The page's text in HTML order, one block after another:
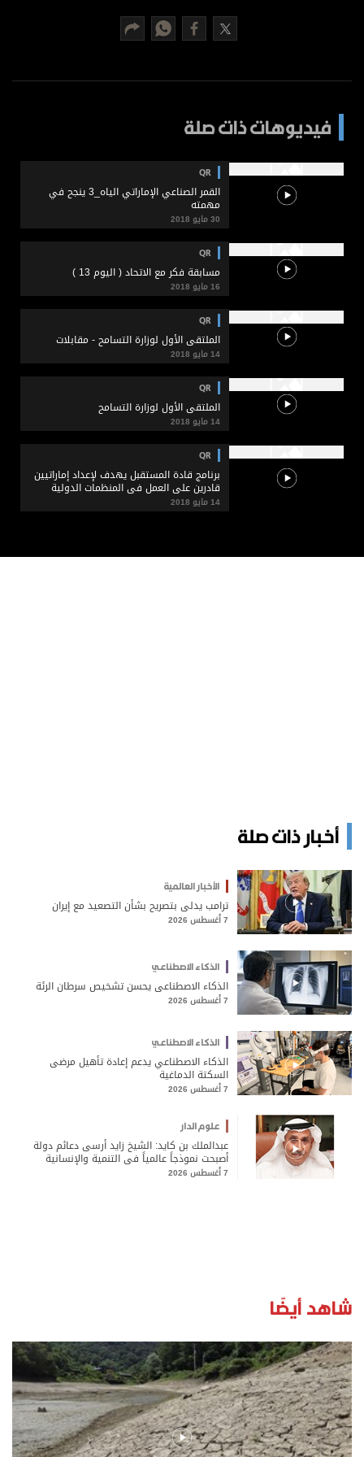
الأحوال الجوية
فيديوهات ذات صلة
QR
القمر الصناعي الإماراتي الياه_3 ينجح في
مهمته
30 مايو 2018
QR
مسابقة فكر مع الاتحاد ( اليوم 13 )
16 مايو 2018
QR
الملتقى الأول لوزارة التسامح - مقابلات
14 مايو 2018
QR
الملتقى الأول لوزارة التسامح
14 مايو 2018
QR
برنامج قادة المستقبل يهدف لإعداد إماراتيين
قادرين على العمل في المنظمات الدولية
14 مايو 2018
أخبار ذات صلة
الأخبار العالمية
ترامب يدلي بتصريح بشأن التصعيد مع إيران
7 أغسطس 2026
الذكاء الاصطناعي
الذكاء الاصطناعي يحسن تشخيص سرطان الرئة
7 أغسطس 2026
الذكاء الاصطناعي
الذكاء الاصطناعي يدعم إعادة تأهيل مرضى
السكتة الدماغية
7 أغسطس 2026
علوم الدار
عبدالملك بن كايد: الشيخ زايد أرسى دعائم دولة
أصبحت نموذجاً عالمياً في التنمية والإنسانية
7 أغسطس 2026
شاهد أيضًا